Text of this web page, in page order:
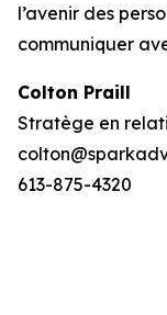
l’avenir des
communiquer
Colton Praill
Stratège en
613-875-4320